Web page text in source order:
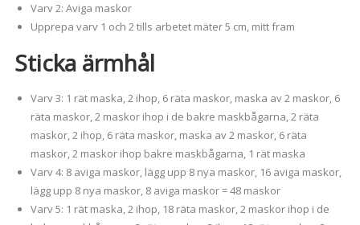
Varv 2: Aviga maskor
Upprepa varv 1 och 2 tills arbetet mäter 5 cm, mitt fram
Sticka ärmhål
Varv 3: 1 rät maska, 2 ihop, 6 räta maskor, maska av 2 maskor, 6
räta maskor, 2 maskor ihop i de bakre maskbågarna, 2 räta
maskor, 2 ihop, 6 räta maskor, maska av 2 maskor, 6 räta
maskor, 2 maskor ihop bakre maskbågarna, 1 rät maska
Varv 4: 8 aviga maskor, lägg upp 8 nya maskor, 16 aviga maskor,
lägg upp 8 nya maskor, 8 aviga maskor = 48 maskor
Varv 5: 1 rät maska, 2 ihop, 18 räta maskor, 2 maskor ihop i de